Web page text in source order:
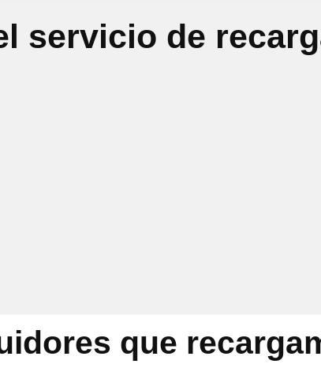
servicio de
que